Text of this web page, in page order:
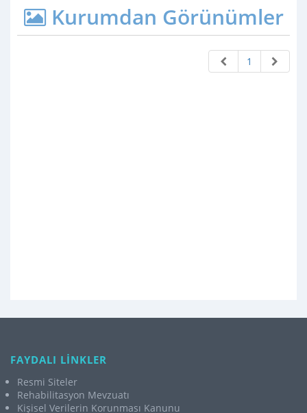
Kurumdan Görünümler
1
FAYDALI LİNKLER
Resmi Siteler
Rehabilitasyon Mevzuatı
Kişisel Verilerin Korunması Kanunu